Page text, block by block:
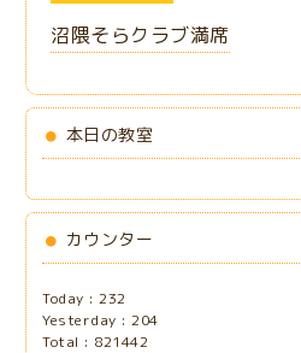
沼隈そらクラブ満席
本日の教室
カウンター
Today :232
Yesterday :204
Total : 821442